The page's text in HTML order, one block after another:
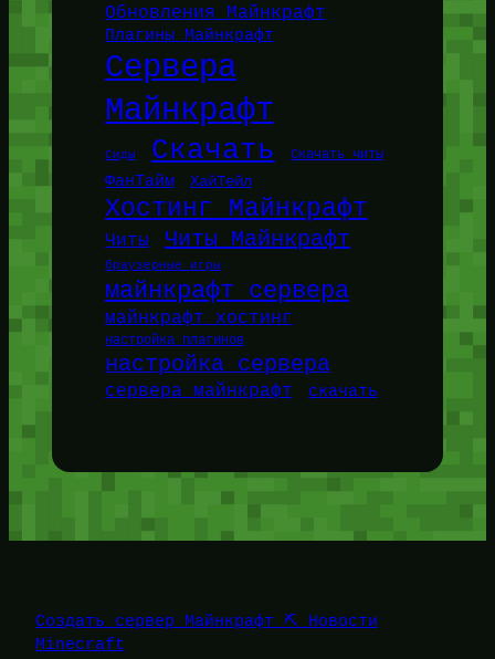
Обновления Майнкрафт
Плагины Майнкрафт
Сервера
Майнкрафт
Сиды Скачать Скачать читы
ФанТайм ХайТейл
Хостинг Майнкрафт
Читы Читы Майнкрафт
браузерные игры
майнкрафт сервера
майнкрафт хостинг
настройка плагинов
настройка сервера
сервера майнкрафт скачать
Создать сервер Майнкрафт ⛏️ Новости
Minecraft